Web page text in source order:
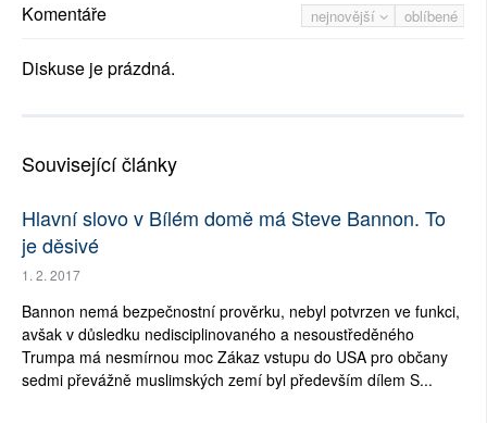
nejnovější oblíbené
Komentáře
Diskuse je prázdná.
Související články
Hlavní slovo v Bílém domě má Steve Bannon. To
je děsivé
1. 2. 2017
Bannon nemá bezpečnostní prověrku, nebyl potvrzen ve funkci,
avšak v důsledku nedisciplinovaného a nesoustředěného
Trumpa má nesmírnou moc Zákaz vstupu do USA pro občany
sedmi převážně muslimských zemí byl především dílem S...